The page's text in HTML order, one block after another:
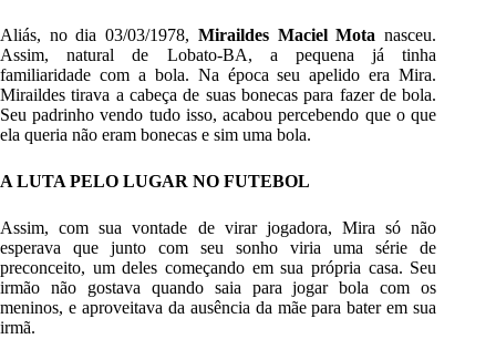
Aliás, no dia 03/03/1978, Miraildes Maciel Mota nasceu.
Assim, natural de Lobato-BA, a pequena já tinha
familiaridade com a bola. Na época seu apelido era Mira.
Miraildes tirava a cabeça de suas bonecas para fazer de bola.
Seu padrinho vendo tudo isso, acabou percebendo que o que
ela queria não eram bonecas e sim uma bola.
A LUTA PELO LUGAR NO FUTEBOL
Assim, com sua vontade de virar jogadora, Mira só não
esperava que junto com seu sonho viria uma série de
preconceito, um deles começando em sua própria casa. Seu
irmão não gostava quando saia para jogar bola com os
meninos, e aproveitava da ausência da mãe para bater em sua
irmã.